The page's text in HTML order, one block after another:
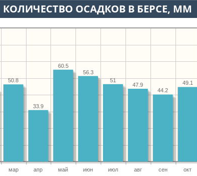
КОЛИЧЕСТВО ОСАДКОВ В БЕРСЕ, ММ
мар апр май июн июл авг сен окт
49.1
44.2
47.9
51
56.3
60.5
33.9
50.8